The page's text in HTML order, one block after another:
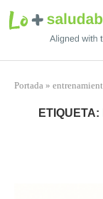
Portada »
ETIQUETA: